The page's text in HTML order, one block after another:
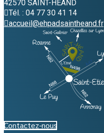
42570 SAINT-HEAND
Tél. : 04 77 30 41 14
accueil@ehpadsaintheand.fr
Contactez-nous